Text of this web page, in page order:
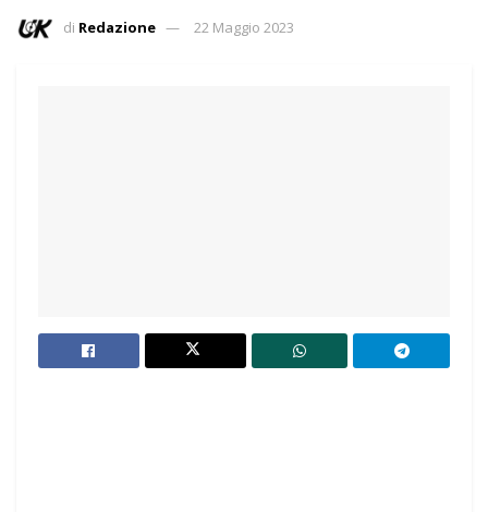
di Redazione 22 Maggio 2023